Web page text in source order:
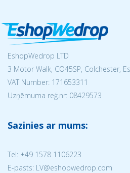
EshopWedrop LTD
3 Motor Walk, CO45SP, Colchester,
VAT Number: 171653311
Uzņēmuma reģ.nr: 08429573
Sazinies ar mums:
Tel: +49 1578 1106223
E-pasts: LV@eshopwedrop.com